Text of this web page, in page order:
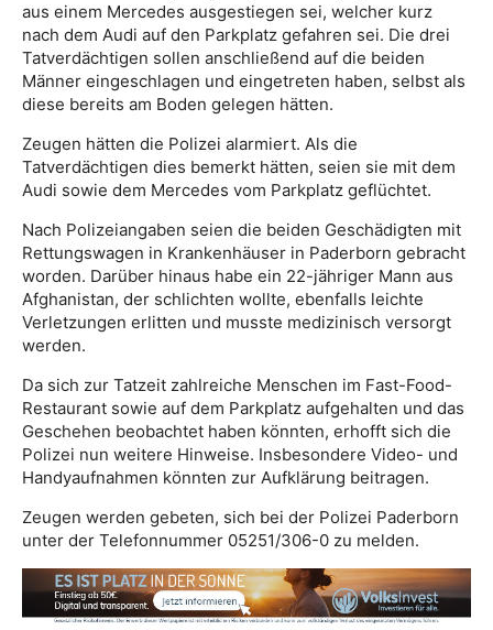
aus einem Mercedes ausgestiegen sei, welcher kurz
nach dem Audi auf den Parkplatz gefahren sei. Die drei
Tatverdächtigen sollen anschließend auf die beiden
Männer eingeschlagen und eingetreten haben, selbst als
diese bereits am Boden gelegen hätten.
Zeugen hätten die Polizei alarmiert. Als die
Tatverdächtigen dies bemerkt hätten, seien sie mit dem
Audi sowie dem Mercedes vom Parkplatz geflüchtet.
Nach Polizeiangaben seien die beiden Geschädigten mit
Rettungswagen in Krankenhäuser in Paderborn gebracht
worden. Darüber hinaus habe ein 22-jähriger Mann aus
Afghanistan, der schlichten wollte, ebenfalls leichte
Verletzungen erlitten und musste medizinisch versorgt
werden.
Da sich zur Tatzeit zahlreiche Menschen im Fast-Food-
Restaurant sowie auf dem Parkplatz aufgehalten und das
Geschehen beobachtet haben könnten, erhofft sich die
Polizei nun weitere Hinweise. Insbesondere Video- und
Handyaufnahmen könnten zur Aufklärung beitragen.
Zeugen werden gebeten, sich bei der Polizei Paderborn
unter der Telefonnummer 05251/306-0 zu melden.